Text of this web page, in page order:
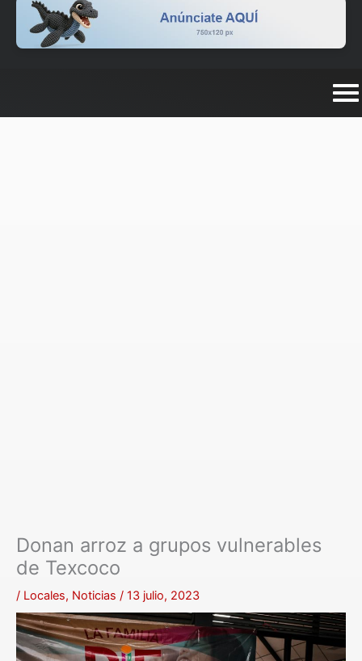
Donan arroz a grupos vulnerables
de Texcoco
/ Locales, Noticias / 13 julio, 2023